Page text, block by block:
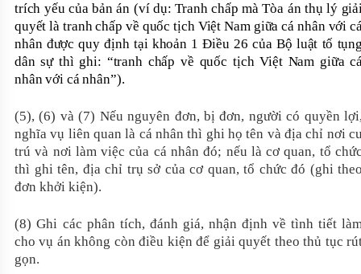
trích yếu của bản án (ví dụ: Tranh chấp mà Tòa án thụ lý
quyết là tranh chấp về quốc tịch Việt Nam giữa cá nhân với
nhân được quy định tại khoản 1 Điều 26 của Bộ luật tố
dân sự thì ghi: “tranh chấp về quốc tịch Việt Nam giữa
nhân với cá nhân”).
(5), (6) và (7) Nếu nguyên đơn, bị đơn, người có quyền
nghĩa vụ liên quan là cá nhân thì ghi họ tên và địa chỉ nơi
trú và nơi làm việc của cá nhân đó; nếu là cơ quan, tổ
thì ghi tên, địa chỉ trụ sở của cơ quan, tổ chức đó (ghi
đơn khởi kiện).
(8) Ghi các phân tích, đánh giá, nhận định về tình tiết
cho vụ án không còn điều kiện để giải quyết theo thủ tục
gọn.